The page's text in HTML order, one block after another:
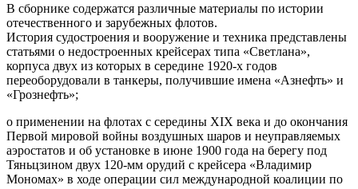
В сборнике содержатся различные материалы по истории
отечественного и зарубежных флотов.
История судостроения и вооружение и техника представлены
статьями о недостроенных крейсерах типа «Светлана»,
корпуса двух из которых в середине 1920-х годов
переоборудовали в танкеры, получившие имена «Азнефть» и
«Грознефть»;
о применении на флотах с середины XIX века и до окончания
Первой мировой войны воздушных шаров и неуправляемых
аэростатов и об установке в июне 1900 года на берегу под
Тяньцзином двух 120-мм орудий с крейсера «Владимир
Мономах» в ходе операции сил международной коалиции по